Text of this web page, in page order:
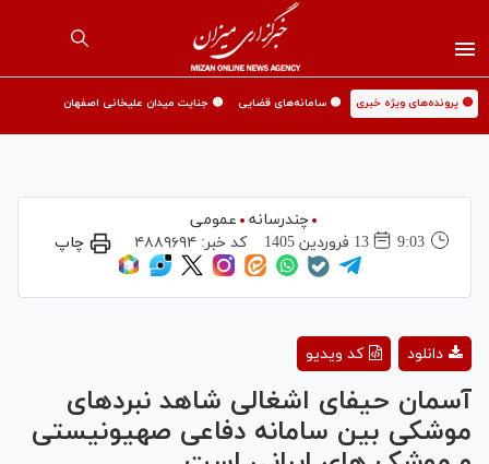
🟡 پرونده‌های ویژه خبری 🟡 سامانه‌های قضایی 🟡 جنایت میدان علیخانی اصفهان
چندرسانه
عمومی
9:03
13 فروردين 1405 کد خبر:۴۸۸۹۶۹۴ چاپ
Video
کد ویدیو دانلود
آسمان حیفای اشغالی شاهد نبردهای
موشکی بین سامانه دفاعی صهیونیستی